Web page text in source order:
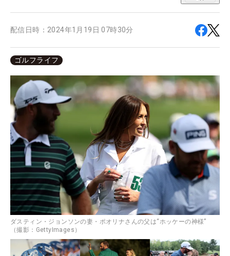
配信日時： 2024年1月19日 07時30分
ゴルフライフ
ダスティン・ジョンソンの妻・ポオリナさんの父は“ホッケーの神様”
（撮影：GettyImages）